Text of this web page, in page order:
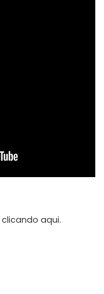
clicando aqui.